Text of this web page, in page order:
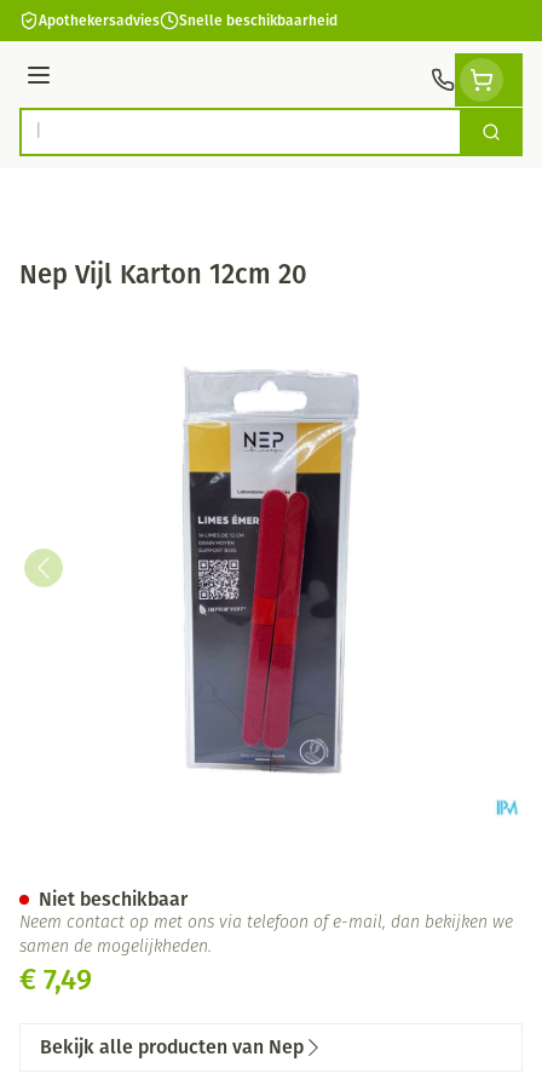
Ga naar de inhoud
Apothekersadvies Snelle beschikbaarheid
Menu
Product, merk, categorie... Zoek
Nep Vijl Karton 12cm 20
€ 7,49
Niet beschikbaar
Neem contact op met ons via telefoon of e-mail, dan bekijken we
samen de mogelijkheden.
Bekijk alle producten van Nep